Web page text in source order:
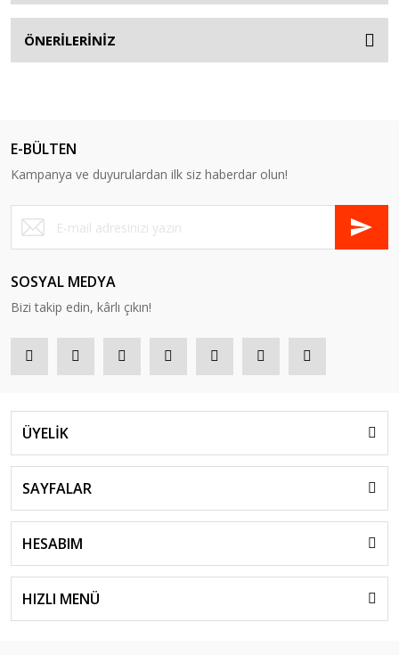
ÖNERİLERİNİZ
E-BÜLTEN
Kampanya ve duyurulardan ilk siz haberdar olun!
SOSYAL MEDYA
Bizi takip edin, kârlı çıkın!
ÜYELİK
SAYFALAR
HESABIM
HIZLI MENÜ